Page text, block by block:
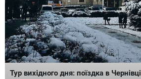
Тур вихідного дня: поїздка в Чернівці